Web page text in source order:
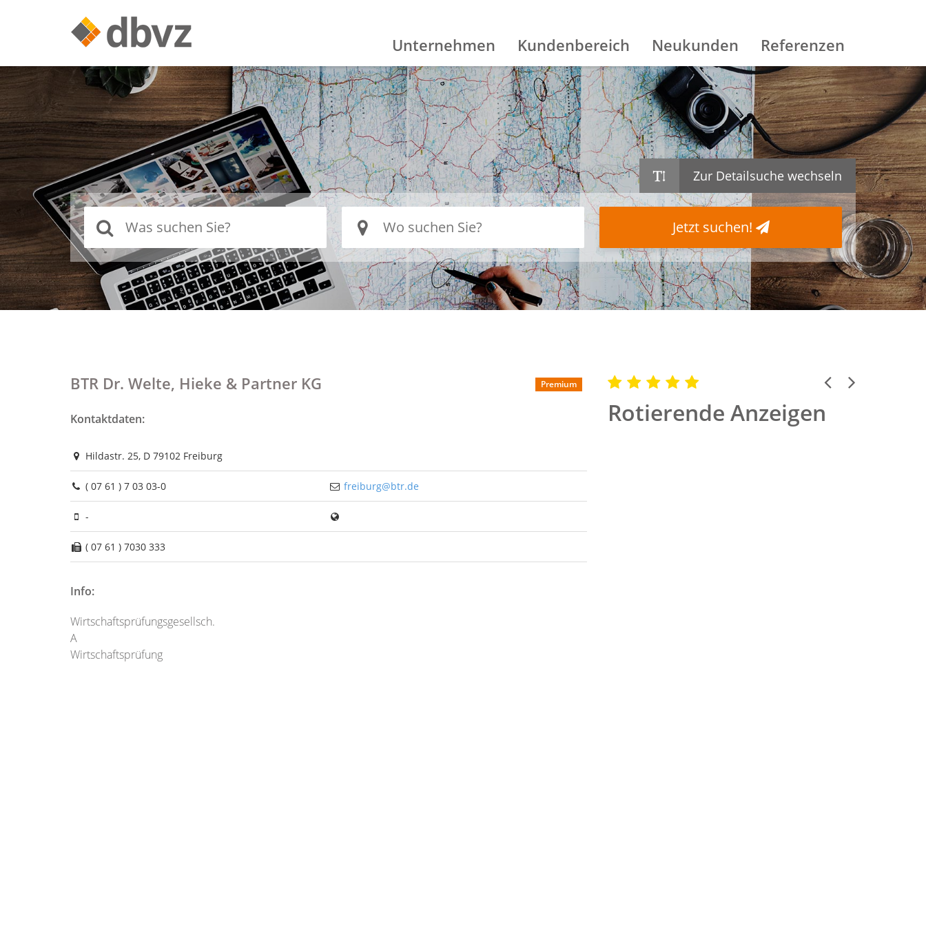
Unternehmen Kundenbereich Neukunden Referenzen
Zur Detailsuche wechseln
Jetzt suchen!
BTR Dr. Welte, Hieke & Partner KG Premium
Kontaktdaten:
Hildastr. 25, D 79102 Freiburg
( 07 61 ) 7 03 03-0 freiburg@btr.de
-
( 07 61 ) 7030 333
Info:
Wirtschaftsprüfungsgesellsch.
A
Wirtschaftsprüfung
Rotierende Anzeigen
Previous
Next